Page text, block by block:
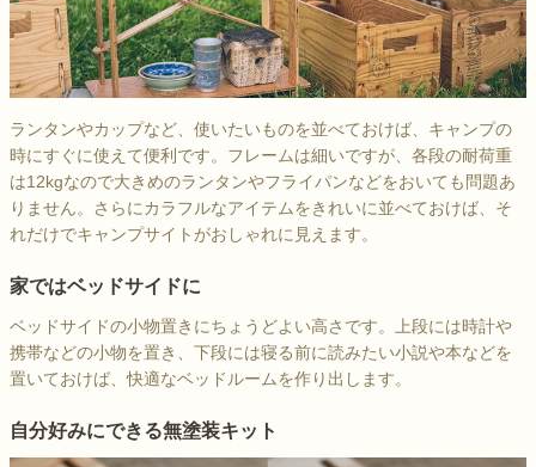
ランタンやカップなど、使いたいものを並べておけば、キャンプの
時にすぐに使えて便利です。フレームは細いですが、各段の耐荷重
は12kgなので大きめのランタンやフライパンなどをおいても問題あ
りません。さらにカラフルなアイテムをきれいに並べておけば、そ
れだけでキャンプサイトがおしゃれに見えます。
家ではベッドサイドに
ベッドサイドの小物置きにちょうどよい高さです。上段には時計や
携帯などの小物を置き、下段には寝る前に読みたい小説や本などを
置いておけば、快適なベッドルームを作り出します。
自分好みにできる無塗装キット